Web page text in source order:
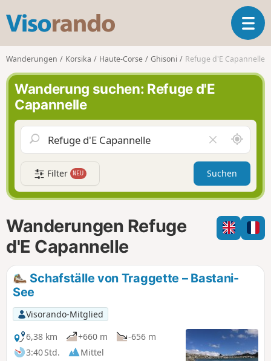
s
o
r
a
n
o
T
o
a
v
g
a
t
i
n
Wanderungen Korsika Haute-Corse Ghisoni Refuge d'E Capannelle
Wanderung suchen: Refuge d'E
Capannelle
e
l
d
l
e
e
e
S
c
h
u
m
i
h
m
Filter NEU Suchen
Wanderungen Refuge
d'E Capannelle
Schafställe von Traggette – Bastani-
See
Visorando-Mitglied
6,38 km
+660 m
-656 m
3:40 Std.
Mittel